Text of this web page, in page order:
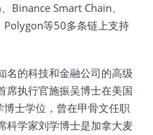
Binance Smart Chain、
等50多条链上支持
名的科技和金融公司的高级
席执行官施振吴博士在美国
士学位，曾在甲骨文任职
科学家刘学博士是加拿大麦